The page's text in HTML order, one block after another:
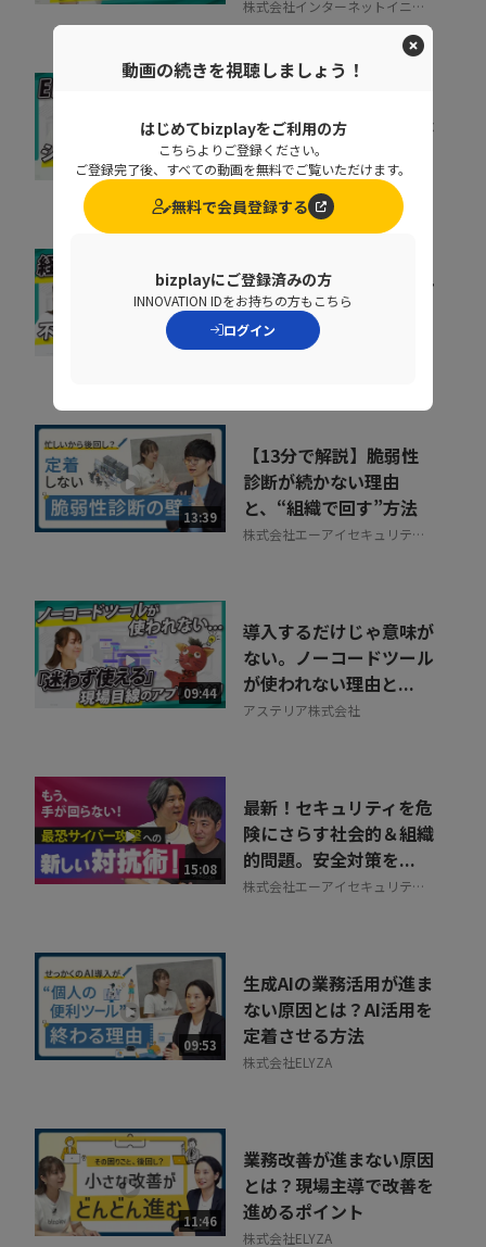
株式会社インターネットイニシ
アティブ
06:51
き「入口改善」。現場が
使わない原因と整え方
TISI株式会社
精算業務は人の目で守れ
ない 目視検印がガバナ
ンスリスクになる理由
13:39
【13分で解説】脆弱性
診断が続かない理由
と、“組織で回す”方法
株式会社エーアイセキュリティ
09:44
導入するだけじゃ意味が
ない。ノーコードツール
が使われない理由と...
アステリア株式会社
15:08
最新！セキュリティを危
険にさらす社会的＆組織
的問題。安全対策を...
株式会社エーアイセキュリティ
09:53
生成AIの業務活用が進ま
ない原因とは？AI活用を
定着させる方法
株式会社ELYZA
11:46
業務改善が進まない原因
とは？現場主導で改善を
進めるポイント
株式会社ELYZA
動画の続きを視聴しましょう！
はじめてbizplayをご利用の方
こちらよりご登録ください。
ご登録完了後、すべての動画を無料でご覧いただけます。
無料で会員登録する
bizplayにご登録済みの方
INNOVATION IDをお持ちの方もこちら
ログイン